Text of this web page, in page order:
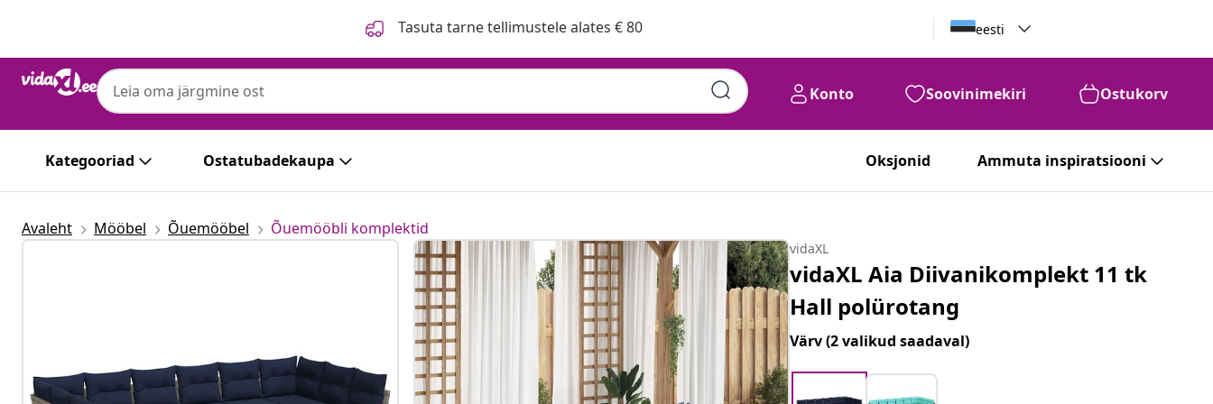
Tasuta tarne tellimustele alates € 80 eesti
Konto Soovinimekiri Ostukorv
Kategooriad Ostatubadekaupa Oksjonid Ammuta inspiratsiooni
Avaleht Mööbel Õuemööbel Õuemööbli komplektid
vidaXL
vidaXL Aia Diivanikomplekt 11 tk
Hall polürotang
Värv(2 valikud saadaval)